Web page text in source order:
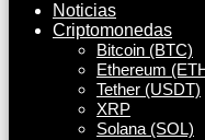
Noticias
Criptomonedas
Bitcoin (BTC)
Ethereum
Tether (USDT)
XRP
Solana (SOL)